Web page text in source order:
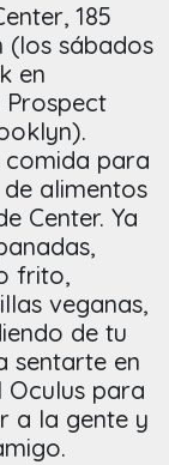
185
(los sábados
en
Prospect
comida para
alimentos
Center. Ya
frito,
veganas,
de tu
sentarte en
Oculus para
a la gente y